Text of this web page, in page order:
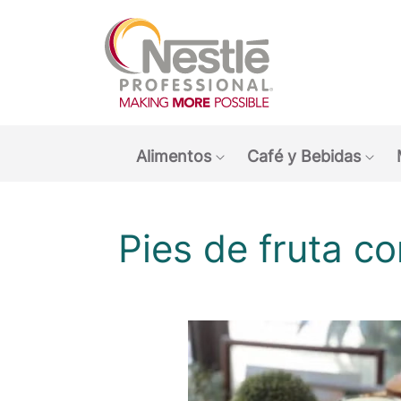
Alimentos
Show submenu:
Café y Bebidas
Pies de fruta